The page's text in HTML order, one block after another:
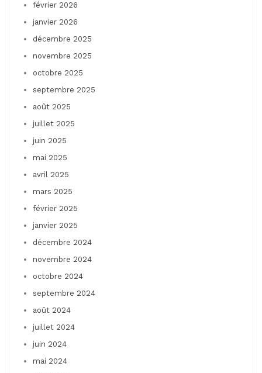
février 2026
janvier 2026
décembre 2025
novembre 2025
octobre 2025
septembre 2025
août 2025
juillet 2025
juin 2025
mai 2025
avril 2025
mars 2025
février 2025
janvier 2025
décembre 2024
novembre 2024
octobre 2024
septembre 2024
août 2024
juillet 2024
juin 2024
mai 2024